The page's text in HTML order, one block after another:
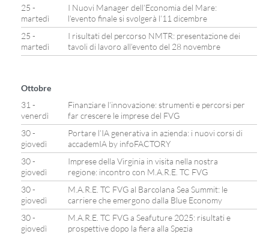
25 -
martedì
I Nuovi Manager dell’Economia del Mare:
l’evento finale si svolgerà l’11 dicembre
25 -
martedì
I risultati del percorso NMTR: presentazione dei
tavoli di lavoro all’evento del 28 novembre
Ottobre
31 -
venerdì
Finanziare l’innovazione: strumenti e percorsi per
far crescere le imprese del FVG
30 -
giovedì
Portare l’IA generativa in azienda: i nuovi corsi di
accademIA by infoFACTORY
30 -
giovedì
Imprese della Virginia in visita nella nostra
regione: incontro con M.A.R.E. TC FVG
30 -
giovedì
M.A.R.E. TC FVG al Barcolana Sea Summit: le
carriere che emergono dalla Blue Economy
30 -
giovedì
M.A.R.E. TC FVG a Seafuture 2025: risultati e
prospettive dopo la fiera alla Spezia